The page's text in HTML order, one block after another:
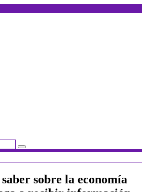
sobre la economía